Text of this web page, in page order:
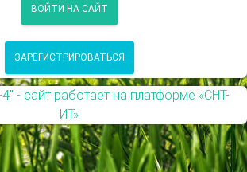
ВОЙТИ НА САЙТ
ЗАРЕГИСТРИРОВАТЬСЯ
- сайт работает на платформе «СНТ-
ИТ»